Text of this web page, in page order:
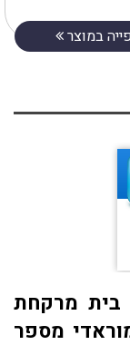
במוצר
בית מרקחת
מספר